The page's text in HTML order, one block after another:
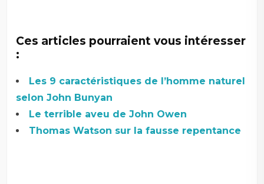
Ces articles pourraient vous intéresser
:
Les 9 caractéristiques de l’homme naturel
selon John Bunyan
Le terrible aveu de John Owen
Thomas Watson sur la fausse repentance